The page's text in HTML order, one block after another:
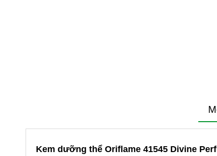
Kem dưỡng thể Oriflame 41545 Divine